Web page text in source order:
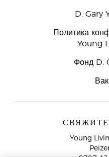
D. Gary
Политика
Young
Фонд D.
Young